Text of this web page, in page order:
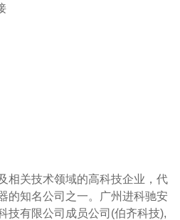
相关技术领域的高科技企业，代
的知名公司之一。广州进科驰安
技有限公司成员公司(伯齐科技),